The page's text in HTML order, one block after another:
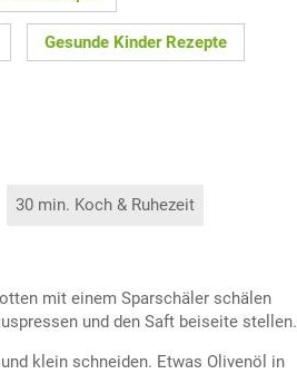
Gesunde Kinder Rezepte
30 min. Koch & Ruhezeit
mit einem Sparschäler schälen
und den Saft beiseite stellen.
klein schneiden. Etwas Olivenöl in